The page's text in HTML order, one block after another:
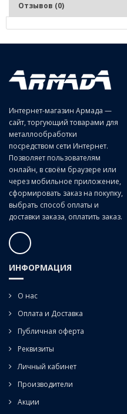
Отзывов (0)
Серия:
Материал:
Класс точности:
Угол наклона спирали:
Интернет-магазин Армада —
сайт, торгующий товарами для
металлообработки
посредством сети Интернет.
Позволяет пользователям
онлайн, в своём браузере или
через мобильное приложение,
сформировать заказ на покупку,
выбрать способ оплаты и
доставки заказа, оплатить заказ.
ИНФОРМАЦИЯ
О нас
Оплата и Доставка
Публичная оферта
Реквизиты
Личный кабинет
Производители
Акции